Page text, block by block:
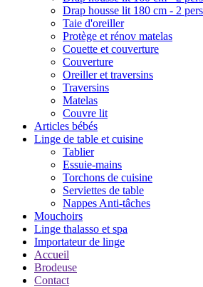
Drap housse lit 180 cm - 2
Taie d'oreiller
Protège et rénov matelas
Couette et couverture
Couverture
Oreiller et traversins
Traversins
Matelas
Couvre lit
Articles bébés
Linge de table et cuisine
Tablier
Essuie-mains
Torchons de cuisine
Serviettes de table
Nappes Anti-tâches
Mouchoirs
Linge thalasso et spa
Importateur de linge
Accueil
Brodeuse
Contact